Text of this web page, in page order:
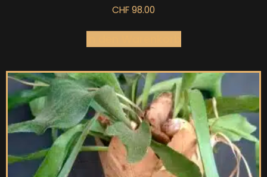
CHF98.00